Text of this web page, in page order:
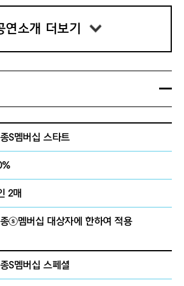
- 본 공연은 주최 측의 사진 기록이 진행
될 예정입니다. 관객의 적극적 참여로 진
행되는 공연 특성에 따라, 관객 여러분이
촬영될 수 있습니다. 아래의 촬영 일정을
-1층 플로어석관객 여러분은 공연 시작
입장해주세요. 본인에게 해당하는 그룹
별 입장 시간 이후 도착하시는 관객은 입
함께 입장합니다.
분 전
그룹 2 | 예매번호 41~80 | 공연 시작 2
5분 전
연소개 더보기
S멤버십 스타트
2매
ⓢ멤버십 대상자에 한하여 적용
S멤버십 스페셜